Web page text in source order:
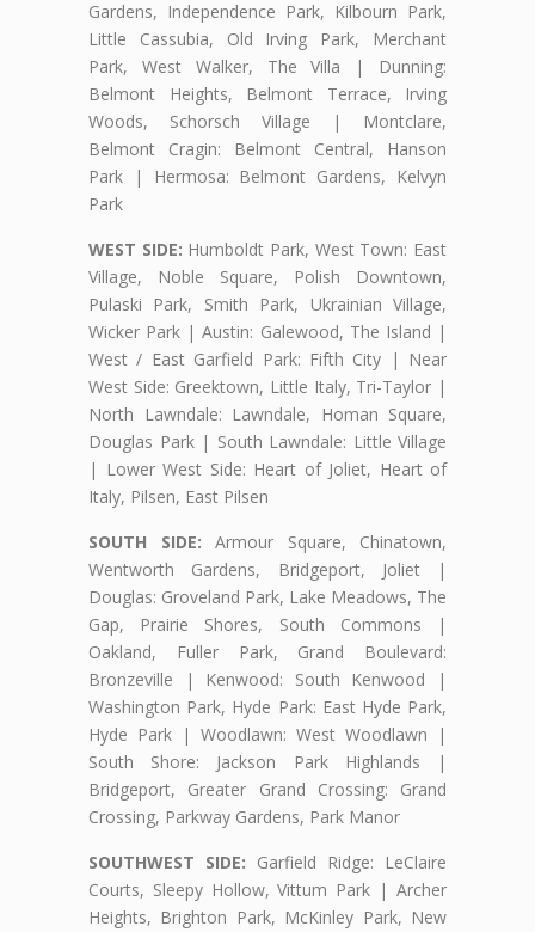
Gardens, Independence Park, Kilbourn Park,
Little Cassubia, Old Irving Park, Merchant
Park, West Walker, The Villa | Dunning:
Belmont Heights, Belmont Terrace, Irving
Woods, Schorsch Village | Montclare,
Belmont Cragin: Belmont Central, Hanson
Park | Hermosa: Belmont Gardens, Kelvyn
Park
WEST SIDE: Humboldt Park, West Town: East
Village, Noble Square, Polish Downtown,
Pulaski Park, Smith Park, Ukrainian Village,
Wicker Park | Austin: Galewood, The Island |
West / East Garfield Park: Fifth City | Near
West Side: Greektown, Little Italy, Tri-Taylor |
North Lawndale: Lawndale, Homan Square,
Douglas Park | South Lawndale: Little Village
| Lower West Side: Heart of Joliet, Heart of
Italy, Pilsen, East Pilsen
SOUTH SIDE: Armour Square, Chinatown,
Wentworth Gardens, Bridgeport, Joliet |
Douglas: Groveland Park, Lake Meadows, The
Gap, Prairie Shores, South Commons |
Oakland, Fuller Park, Grand Boulevard:
Bronzeville | Kenwood: South Kenwood |
Washington Park, Hyde Park: East Hyde Park,
Hyde Park | Woodlawn: West Woodlawn |
South Shore: Jackson Park Highlands |
Bridgeport, Greater Grand Crossing: Grand
Crossing, Parkway Gardens, Park Manor
SOUTHWEST SIDE: Garfield Ridge: LeClaire
Courts, Sleepy Hollow, Vittum Park | Archer
Heights, Brighton Park, McKinley Park, New